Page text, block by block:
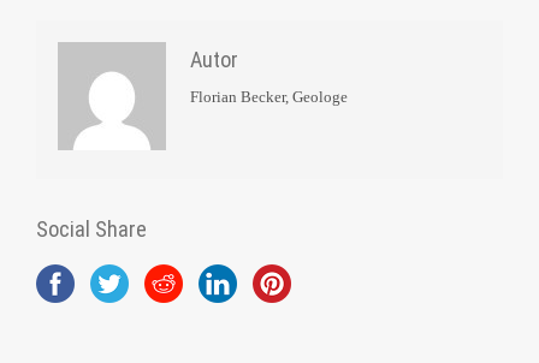
Autor
Florian Becker, Geologe
Social Share